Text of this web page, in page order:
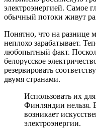
электроэнергией. Самое
обычный потоки живут
Понятно, что на разнице
неплохо зарабатывает.
любопытный факт.
белорусское
резервировать
двумя странами.
Использовать их
Финляндии нельзя.
возникает
электроэнергии.